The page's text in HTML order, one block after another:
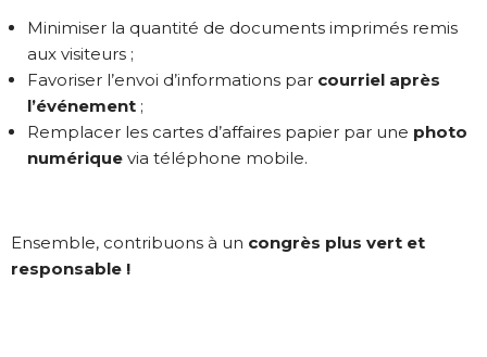
Minimiser la quantité de documents imprimés remis
aux visiteurs ;
Favoriser l’envoi d’informations par courriel après
l’événement ;
Remplacer les cartes d’affaires papier par une photo
numérique via téléphone mobile.
Ensemble, contribuons à un congrès plus vert et
responsable !